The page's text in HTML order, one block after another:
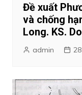
Đề xuất
và chống
Long. KS.
admin